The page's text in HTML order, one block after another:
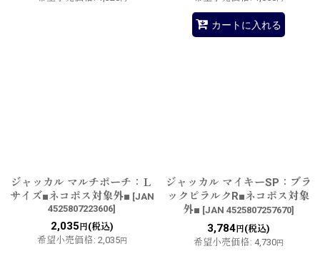
カートに入れる
ジャッカル マルチポーチ：Ｌ
サイズ■ネコポス対象外■ [JAN
4525807223606]
2,035 円(税込)
希望小売価格: 2,035円
ジャッカル マイキーSP：ブラ
ックピラルクR■ネコポス対象
外■ [JAN 4525807257670]
3,784円(税込)
希望小売価格: 4,730円